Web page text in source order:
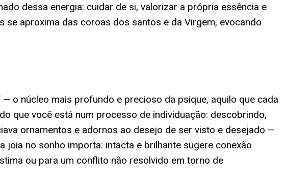
dessa energia: cuidar de si, valorizar a própria essência e
aproxima das coroas dos santos e da Virgem, evocando
o núcleo mais profundo e precioso da psique, aquilo que cada
que você está num processo de individuação: descobrindo,
ornamentos e adornos ao desejo de ser visto e desejado —
no sonho importa: intacta e brilhante sugere conexão
ou para um conflito não resolvido em torno de